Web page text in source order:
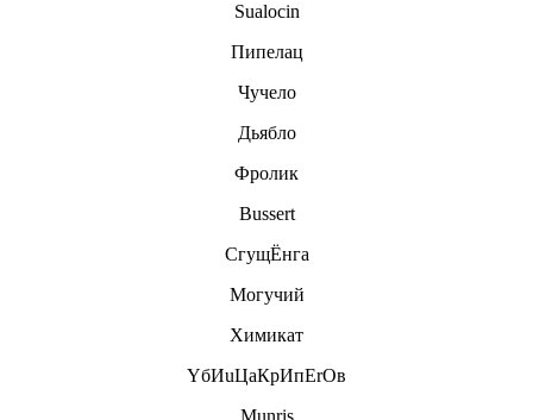
Sualocin
Пипелац
Чучело
Дьябло
Фролик
Bussert
CгущЁнга
Могучий
Химикат
YбИuЦаКрИпЕrОв